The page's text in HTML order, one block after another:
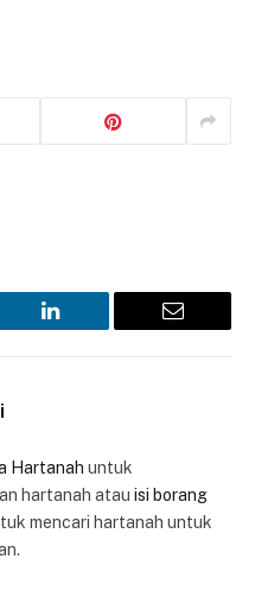
LinkedIn Email
Hartanah untuk
hartanah atau isi borang
mencari hartanah untuk